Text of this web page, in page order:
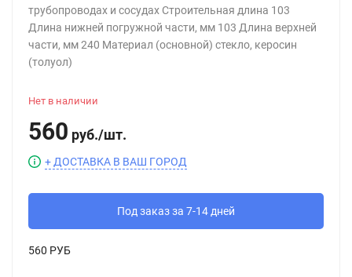
трубопроводах и сосудах Строительная длина 103
Длина нижней погружной части, мм 103 Длина верхней
части, мм 240 Материал (основной) стекло, керосин
(толуол)
Нет в наличии
560 руб./шт.
+ ДОСТАВКА В ВАШ ГОРОД
Под заказ за 7-14 дней
560 РУБ